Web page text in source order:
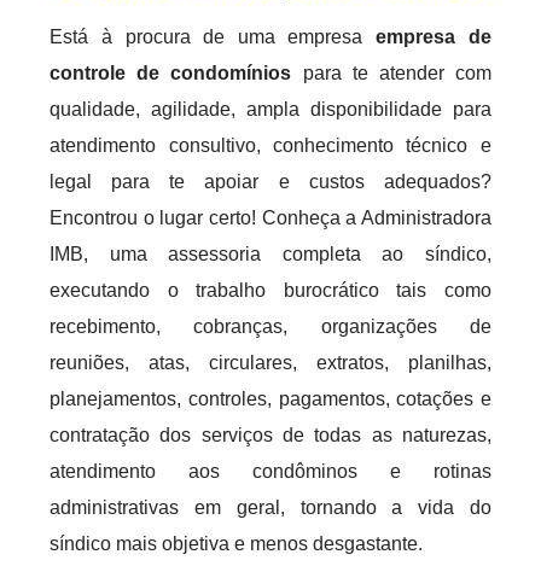
Está à procura de uma empresaempresa de
controle de condomínios para te atender com
qualidade, agilidade, ampla disponibilidade para
atendimento consultivo, conhecimento técnico e
legal para te apoiar e custos adequados?
Encontrou o lugar certo! Conheça a Administradora
IMB, uma assessoria completa ao síndico,
executando o trabalho burocrático tais como
recebimento, cobranças, organizações de
reuniões, atas, circulares, extratos, planilhas,
planejamentos, controles, pagamentos, cotações e
contratação dos serviços de todas as naturezas,
atendimento aos condôminos e rotinas
administrativas em geral, tornando a vida do
síndico mais objetiva e menos desgastante.